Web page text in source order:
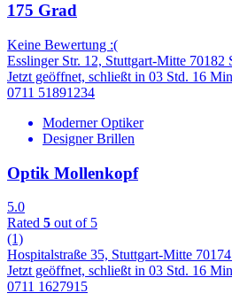
175 Grad
Keine Bewertung :(
Esslinger Str. 12, Stuttgart-Mitte 70182
Jetzt geöffnet, schließt in 03 Std. 16
0711 51891234
Moderner Optiker
Designer Brillen
Optik Mollenkopf
5.0
Rated 5 out of 5
(1)
Hospitalstraße 35, Stuttgart-Mitte
Jetzt geöffnet, schließt in 03 Std. 16
0711 1627915